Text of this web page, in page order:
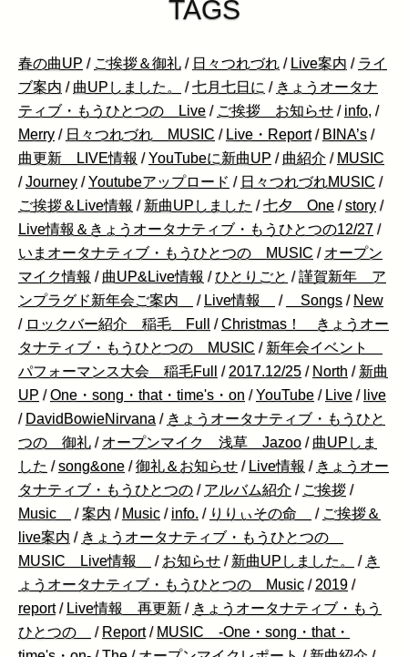
TAGS
春の曲UP / ご挨拶＆御礼 / 日々つれづれ / Live案内 / ライ
ブ案内 / 曲UPしました。 /七月七日に / きょうオータナ
ティブ・もうひとつの Live / ご挨拶 お知らせ / info, /
Merry / 日々つれづれ MUSIC / Live・Report / BINA’s /
曲更新 LIVE情報 /YouTubeに新曲UP / 曲紹介 / MUSIC
/Journey /Youtubeアップロード / 日々つれづれMUSIC /
ご挨拶＆Live情報 / 新曲UPしました /七夕 One /story /
Live情報＆きょうオータナティブ・もうひとつの12/27 /
いまオータナティブ・もうひとつの MUSIC / オープン
マイク情報 / 曲UP&Live情報 /ひとりごと /謹賀新年 ア
ンプラグド新年会ご案内
/ Live情報 / Songs / New
/ ロックバー紹介 稲毛 Full /Christmas！ きょうオー
タナティブ・もうひとつの MUSIC / 新年会イベント
パフォーマンス大会 稲毛Full
/ 2017.12/25 / North / 新曲
UP /One・song・that・time's・on /YouTube / Live / live
/ DavidBowieNirvana / きょうオータナティブ・もうひと
つの 御礼 / オープンマイク 浅草 Jazoo / 曲UPしま
した /song&one /御礼＆お知らせ / Live情報 / きょうオー
タナティブ・もうひとつの / アルバム紹介 / ご挨拶 /
Music
/案内 / Music / info. / りりぃその命 / ご挨拶＆
live案内 / きょうオータナティブ・もうひとつの
MUSIC Live情報
/ お知らせ / 新曲UPしました。 / き
ょうオータナティブ・もうひとつの Music / 2019 /
report / Live情報 再更新 / きょうオータナティブ・もう
ひとつの
/ Report / MUSIC -One・song・that・